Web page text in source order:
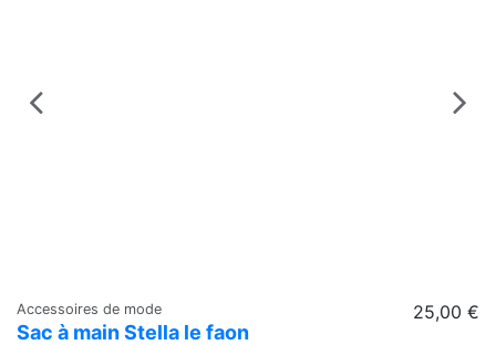
Accessoires de mode
Sac à main Stella le faon
25,00 €